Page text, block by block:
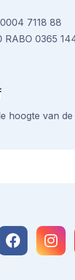
7118 88
RABO 0365
hoogte van